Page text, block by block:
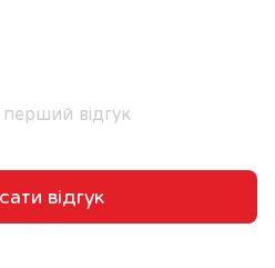
відгук
відгук